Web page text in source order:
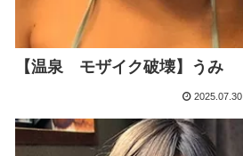
【温泉 モザイク破壊】うみ
2025.07.30